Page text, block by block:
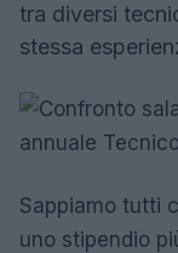
tra diversi
stessa
Sappiamo tutti
uno stipendio